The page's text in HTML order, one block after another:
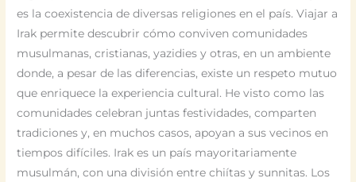
es la coexistencia de diversas religiones en el país. Viajar a
Irak permite descubrir cómo conviven comunidades
musulmanas, cristianas, yazidies y otras, en un ambiente
donde, a pesar de las diferencias, existe un respeto mutuo
que enriquece la experiencia cultural. He visto como las
comunidades celebran juntas festividades, comparten
tradiciones y, en muchos casos, apoyan a sus vecinos en
tiempos difíciles. Irak es un país mayoritariamente
musulmán, con una división entre chiítas y sunnitas. Los